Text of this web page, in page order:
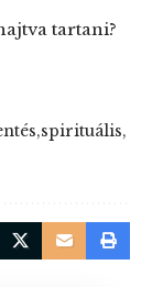
tartani?
spirituális